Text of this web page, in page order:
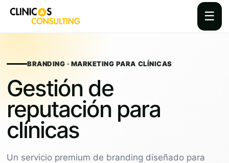
☰
contentBRANDING · MARKETING PARA CLÍNICAS
Gestión de
reputación para
clínicas
Un servicio premium de branding diseñado para